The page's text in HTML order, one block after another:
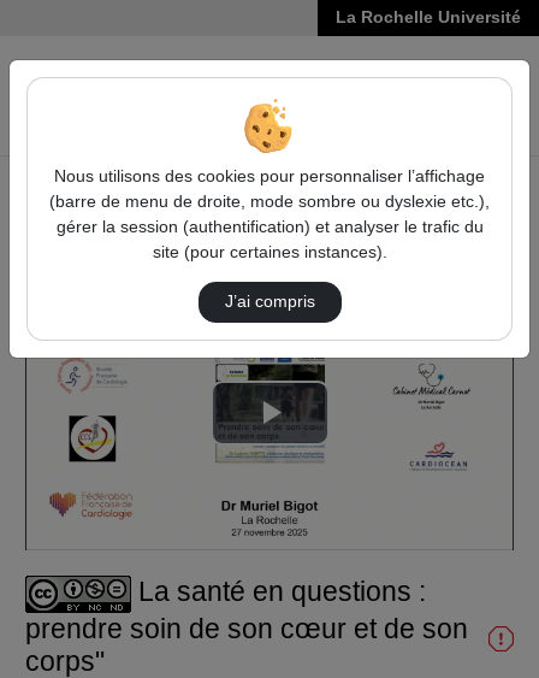
La Rochelle Université
VIDÉOS
Accueil
Vidéos
La santé en questions : prendre soin de son …
Lire
la
La santé en questions :
prendre soin de son cœur et de son
corps"
Nous utilisons des cookies pour personnaliser l’affichage
(barre de menu de droite, mode sombre ou dyslexie etc.),
gérer la session (authentification) et analyser le trafic du
site (pour certaines instances).
J’ai compris